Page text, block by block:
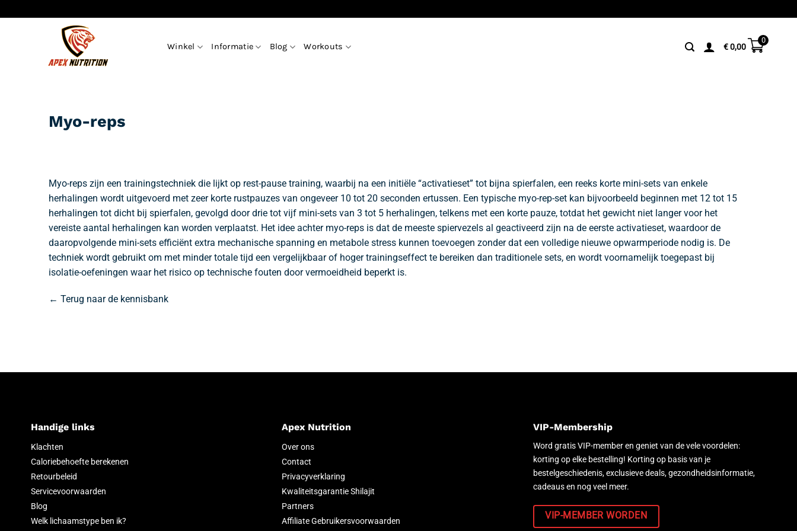
naar
Winkel Informatie Blog Workouts €0,00
0
Myo-reps
Myo-reps zijn een trainingstechniek die lijkt op rest-pause training, waarbij na een initiële “activatieset” tot bijna spierfalen, een reeks korte mini-sets van enkele
herhalingen wordt uitgevoerd met zeer korte rustpauzes van ongeveer 10 tot 20 seconden ertussen. Een typische myo-rep-set kan bijvoorbeeld beginnen met 12 tot 15
herhalingen tot dicht bij spierfalen, gevolgd door drie tot vijf mini-sets van 3 tot 5 herhalingen, telkens met een korte pauze, totdat het gewicht niet langer voor het
vereiste aantal herhalingen kan worden verplaatst. Het idee achter myo-reps is dat de meeste spiervezels al geactiveerd zijn na de eerste activatieset, waardoor de
daaropvolgende mini-sets efficiënt extra mechanische spanning en metabole stress kunnen toevoegen zonder dat een volledige nieuwe opwarmperiode nodig is. De
techniek wordt gebruikt om met minder totale tijd een vergelijkbaar of hoger trainingseffect te bereiken dan traditionele sets, en wordt voornamelijk toegepast bij
isolatie-oefeningen waar het risico op technische fouten door vermoeidheid beperkt is.
← Terug naar de kennisbank
Handige links
Klachten
Caloriebehoefte berekenen
Retourbeleid
Servicevoorwaarden
Blog
Welk lichaamstype ben ik?
Apex Nutrition
Over ons
Contact
Privacyverklaring
Kwaliteitsgarantie Shilajit
Partners
Affiliate Gebruikersvoorwaarden
VIP-Membership
Word gratis VIP-member en geniet van de vele voordelen:
korting op elke bestelling! Korting op basis van je
bestelgeschiedenis, exclusieve deals, gezondheidsinformatie,
cadeaus en nog veel meer.
VIP-MEMBER WORDEN